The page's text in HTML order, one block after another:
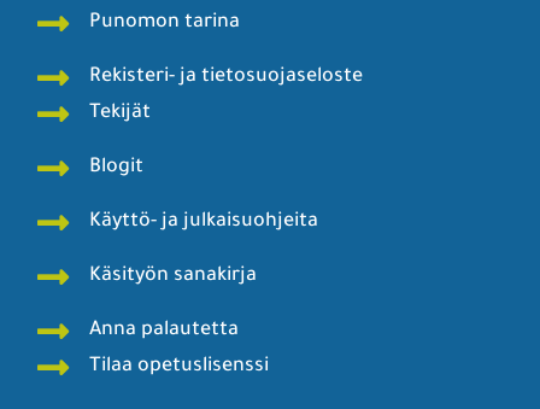
Punomon tarina
Rekisteri- ja tietosuojaseloste
Tekijät
Blogit
Käyttö- ja julkaisuohjeita
Käsityön sanakirja
Anna palautetta
Tilaa opetuslisenssi